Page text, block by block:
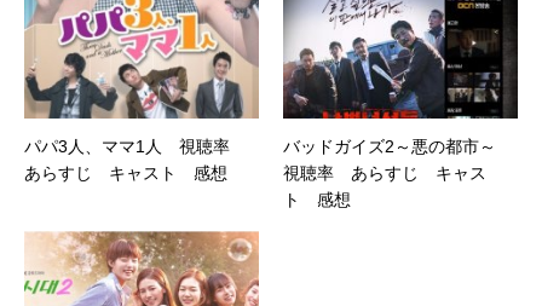
パパ3人、ママ1人 視聴率
あらすじ キャスト 感想
バッドガイズ2～悪の都市～
視聴率 あらすじ キャス
ト 感想